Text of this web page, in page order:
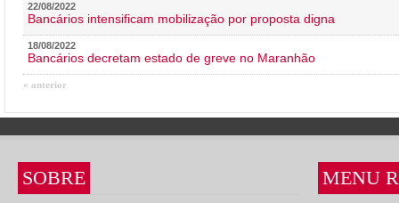
22/08/2022
Bancários intensificam mobilização por proposta digna
18/08/2022
Bancários decretam estado de greve no Maranhão
« anterior
SOBRE MENU